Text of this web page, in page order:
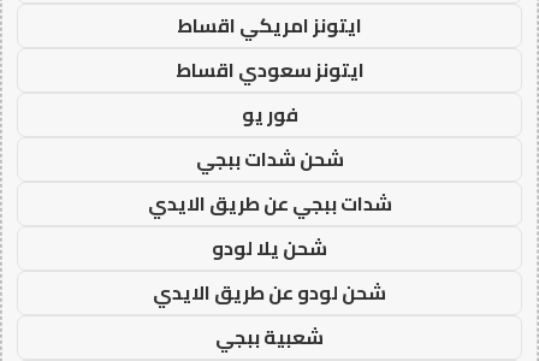
ايتونز امريكي اقساط
ايتونز سعودي اقساط
فور يو
شحن شدات ببجي
شدات ببجي عن طريق الايدي
شحن يلا لودو
شحن لودو عن طريق الايدي
شعبية ببجي